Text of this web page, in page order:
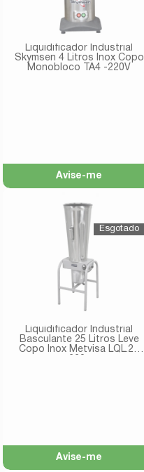
Liquidificador Industrial
Skymsen 4 Litros Inox Copo
Monobloco TA4 -220V
Avise-me
Liquidificador Industrial
Basculante 25 Litros Leve
Copo Inox Metvisa LQL.25
Avise-me